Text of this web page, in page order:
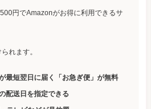
円でAmazonがお得に利用できるサ
れます。
最短翌日に届く「お急ぎ便」が無料
配送日を指定できる